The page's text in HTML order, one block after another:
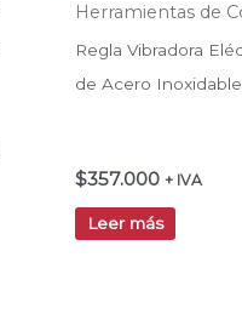
Herramientas de
Regla Vibradora
de Acero
$357.000 + IVA
Leer más